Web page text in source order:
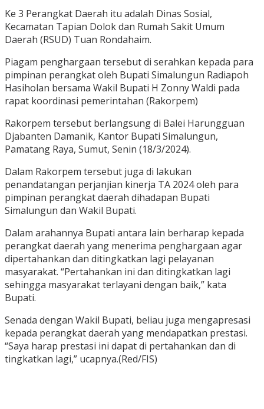
Ke 3 Perangkat Daerah itu adalah Dinas Sosial,
Kecamatan Tapian Dolok dan Rumah Sakit Umum
Daerah (RSUD) Tuan Rondahaim.
Piagam penghargaan tersebut di serahkan kepada para
pimpinan perangkat oleh Bupati Simalungun Radiapoh
Hasiholan bersama Wakil Bupati H Zonny Waldi pada
rapat koordinasi pemerintahan (Rakorpem)
Rakorpem tersebut berlangsung di Balei Harungguan
Djabanten Damanik, Kantor Bupati Simalungun,
Pamatang Raya, Sumut, Senin (18/3/2024).
Dalam Rakorpem tersebut juga di lakukan
penandatangan perjanjian kinerja TA 2024 oleh para
pimpinan perangkat daerah dihadapan Bupati
Simalungun dan Wakil Bupati.
Dalam arahannya Bupati antara lain berharap kepada
perangkat daerah yang menerima penghargaan agar
dipertahankan dan ditingkatkan lagi pelayanan
masyarakat. “Pertahankan ini dan ditingkatkan lagi
sehingga masyarakat terlayani dengan baik,” kata
Bupati.
Senada dengan Wakil Bupati, beliau juga mengapresasi
kepada perangkat daerah yang mendapatkan prestasi.
“Saya harap prestasi ini dapat di pertahankan dan di
tingkatkan lagi,” ucapnya.(Red/FIS)